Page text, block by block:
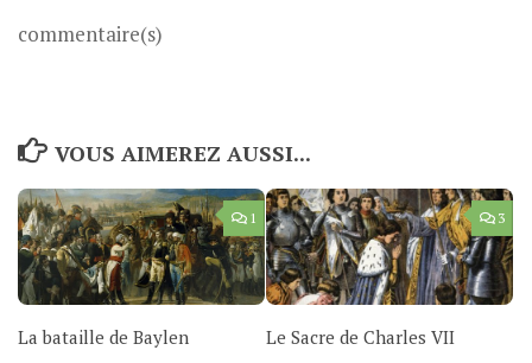
commentaire(s)
VOUS AIMEREZ AUSSI...
1
La bataille de Baylen
3
Le Sacre de Charles VII